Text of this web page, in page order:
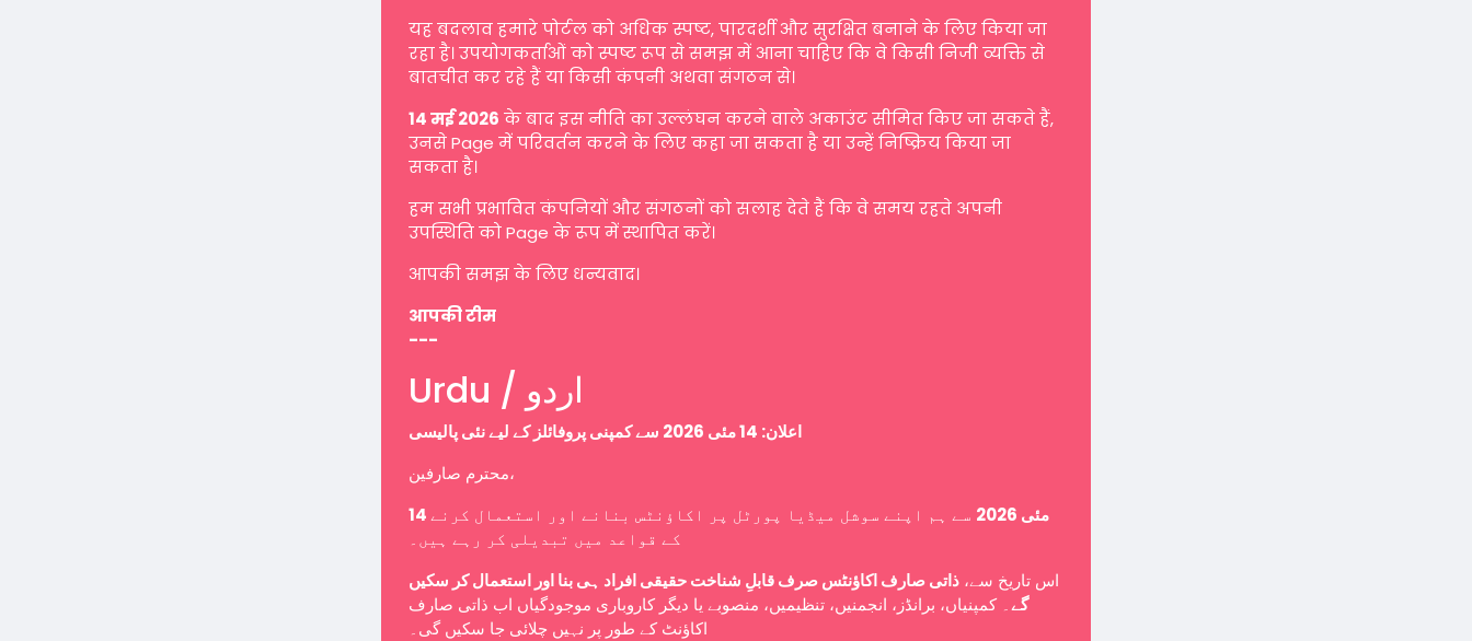
यह बदलाव हमारे पोर्टल को अधिक स्पष्ट, पारदर्शी और सुरक्षित बनाने के लिए किया जा
रहा है। उपयोगकर्ताओं को स्पष्ट रूप से समझ में आना चाहिए कि वे किसी निजी व्यक्ति से
बातचीत कर रहे हैं या किसी कंपनी अथवा संगठन से।
14 मई 2026 के बाद इस नीति का उल्लंघन करने वाले अकाउंट सीमित किए जा सकते हैं,
उनसे Page में परिवर्तन करने के लिए कहा जा सकता है या उन्हें निष्क्रिय किया जा
सकता है।
हम सभी प्रभावित कंपनियों और संगठनों को सलाह देते हैं कि वे समय रहते अपनी
उपस्थिति को Page के रूप में स्थापित करें।
आपकी समझ के लिए धन्यवाद।
आपकी टीम
---
Urdu / اردو
اعلان: 14 مئی 2026 سے کمپنی پروفائلز کے لیے نئی پالیسی
محترم صارفین،
14 مئی 2026
سے ہم اپنے سوشل میڈیا پورٹل پر اکاؤنٹس بنانے اور استعمال کرنے
کے قواعد میں تبدیلی کر رہے ہیں۔
اس تاریخ سے، ذاتی صارف اکاؤنٹس صرف قابلِ شناخت حقیقی افراد ہی بنا اور استعمال کر سکیں
گے۔ کمپنیاں، برانڈز، انجمنیں، تنظیمیں، منصوبے یا دیگر کاروباری موجودگیاں اب ذاتی صارف
اکاؤنٹ کے طور پر نہیں چلائی جا سکیں گی۔